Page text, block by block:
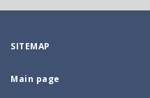
SITEMAP
Main page